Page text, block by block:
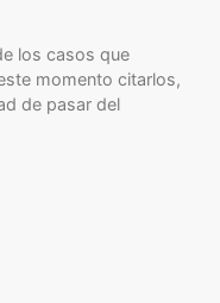
los casos que
momento citarlos,
de pasar del